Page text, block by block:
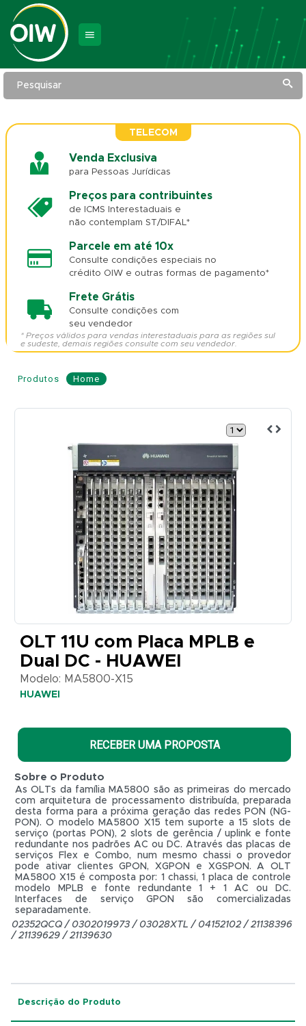
Pesquisar
TELECOM
Venda Exclusiva
para Pessoas Jurídicas
Preços para contribuintes
de ICMS Interestaduais e
não contemplam ST/DIFAL*
Parcele em até 10x
Consulte condições especiais no
crédito OIW e outras formas de pagamento*
Frete Grátis
Consulte condições com
seu vendedor
* Preços válidos para vendas interestaduais para as regiões sul
e sudeste, demais regiões consulte com seu vendedor.
Home
Produtos
OLT
HUAWEI
MA5800-
X15
HUAWEI
OLT 11U com Placa MPLB e
Dual DC - HUAWEI
Modelo: MA5800-X15
HUAWEI
RECEBER UMA PROPOSTA
R$ 0,01
Total:
R$ 0,01
Sobre o Produto
As OLTs da família MA5800 são as primeiras do mercado
com arquitetura de processamento distribuída, preparada
desta forma para a próxima geração das redes PON (NG-
PON). O modelo MA5800 X15 tem suporte a 15 slots de
serviço (portas PON), 2 slots de gerência / uplink e fonte
redundante nos padrões AC ou DC. Através das placas de
serviços Flex e Combo, num mesmo chassi o provedor
pode ativar clientes GPON, XGPON e XGSPON. A OLT
MA5800 X15 é composta por: 1 chassi, 1 placa de controle
modelo MPLB e fonte redundante 1 + 1 AC ou DC.
Interfaces de serviço GPON são comercializadas
separadamente.
02352QCQ / 0302019973 / 03028XTL / 04152102 / 21138396
/ 21139629 / 21139630
Descrição do Produto